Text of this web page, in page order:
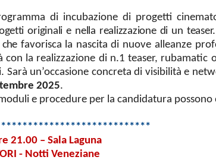
di incubazione di progetti
originali e nella realizzazione di un teaser.
favorisca la nascita di nuove alleanze
con la realizzazione di n.1 teaser,
Sarà un’occasione concreta di visibilità e
2025.
e procedure per la candidatura possono
21.00 – Sala Laguna
- Notti Veneziane